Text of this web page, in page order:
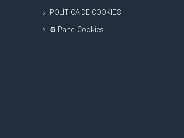
POLÍTICA DE COOKIES
⚙ Panel Cookies